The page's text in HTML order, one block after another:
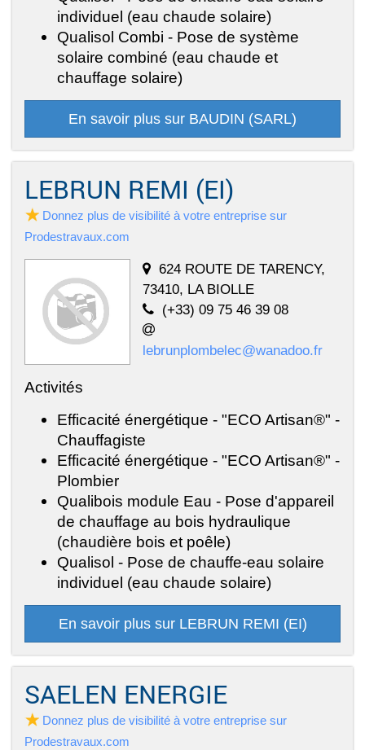
individuel (eau chaude solaire)
Qualisol Combi - Pose de système
solaire combiné (eau chaude et
chauffage solaire)
En savoir plus sur BAUDIN (SARL)
LEBRUN REMI (EI)
Donnez plus de visibilité à votre entreprise sur
Prodestravaux.com
624 ROUTE DE TARENCY,
73410, LA BIOLLE
(+33) 09 75 46 39 08
lebrunplombelec@wanadoo.fr
Activités
Efficacité énergétique - "ECO Artisan®" -
Chauffagiste
Efficacité énergétique - "ECO Artisan®" -
Plombier
Qualibois module Eau - Pose d'appareil
de chauffage au bois hydraulique
(chaudière bois et poêle)
Qualisol - Pose de chauffe-eau solaire
individuel (eau chaude solaire)
En savoir plus sur LEBRUN REMI (EI)
SAELEN ENERGIE
Donnez plus de visibilité à votre entreprise sur
Prodestravaux.com